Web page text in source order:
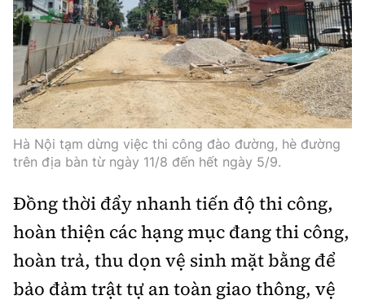
Hà Nội.
Tổng biên tập:Nguyễn Thị Hồng Nga
Phó Tổng biên tập:Nguyễn Sơn Tùng,
Nguyễn Đức Thắng, La Đức Hùng
Hotline:
0901 514 799
Quảng cáo và Phát hành:
0915 057 282
Cấm sao chép dưới mọi hình thức nếu không có sự
chấp thuận bằng văn bản.
Hà Nội tạm dừng việc thi công đào đường, hè đường
trên địa bàn từ ngày 11/8 đến hết ngày 5/9.
Đồng thời đẩy nhanh tiến độ thi công,
hoàn thiện các hạng mục đang thi công,
hoàn trả, thu dọn vệ sinh mặt bằng để
bảo đảm trật tự an toàn giao thông, vệ